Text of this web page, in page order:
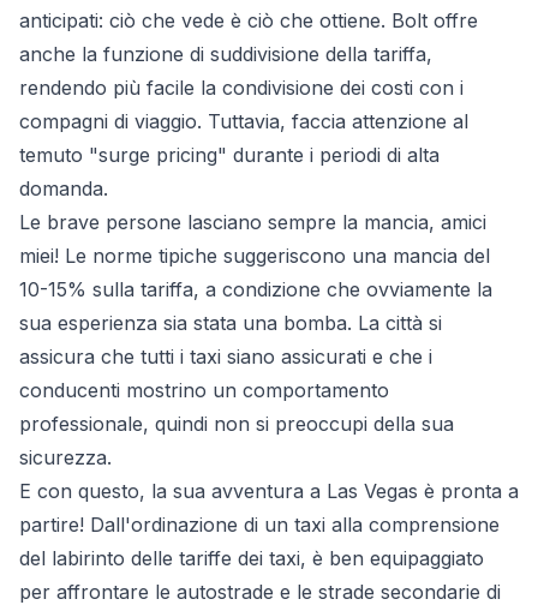
anticipati: ciò che vede è ciò che ottiene. Bolt offre
anche la funzione di suddivisione della tariffa,
rendendo più facile la condivisione dei costi con i
compagni di viaggio. Tuttavia, faccia attenzione al
temuto "surge pricing" durante i periodi di alta
domanda.
Le brave persone lasciano sempre la mancia, amici
miei! Le norme tipiche suggeriscono una mancia del
10-15% sulla tariffa, a condizione che ovviamente la
sua esperienza sia stata una bomba. La città si
assicura che tutti i taxi siano assicurati e che i
conducenti mostrino un comportamento
professionale, quindi non si preoccupi della sua
sicurezza.
E con questo, la sua avventura a Las Vegas è pronta a
partire! Dall'ordinazione di un taxi alla comprensione
del labirinto delle tariffe dei taxi, è ben equipaggiato
per affrontare le autostrade e le strade secondarie di